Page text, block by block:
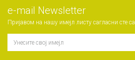
е-mail Newsletter
Пријавом на нашу имејл листу сагласни сте са